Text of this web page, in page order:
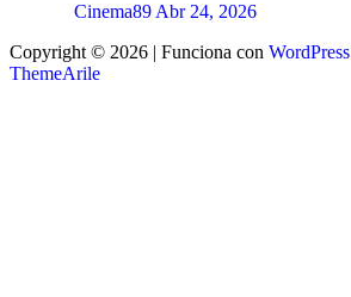
Cinema89 Abr 24, 2026
Copyright © 2026 | Funciona con WordPress
ThemeArile